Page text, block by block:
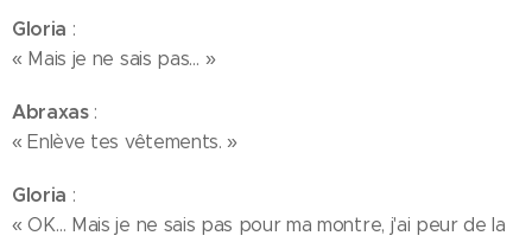
Gloria :
« Mais je ne sais pas… »
Abraxas:
« Enlève tes vêtements. »
Gloria :
« OK… Mais je ne sais pas pour ma montre, j'ai peur de la